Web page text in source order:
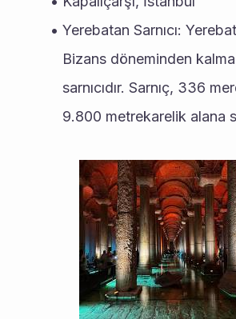
Yerebatan Sarnıcı:
Bizans döneminden kalma
sarnıcıdır. Sarnıç, 336
9.800 metrekarelik alana